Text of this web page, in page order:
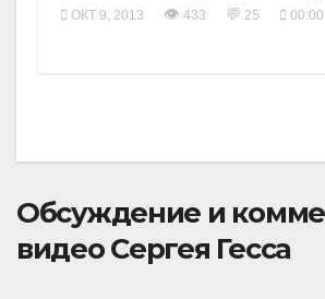
ОКТ 9, 2013 👁 433 💬 25 00:00
Обсуждение и
видео Сергея Гесса